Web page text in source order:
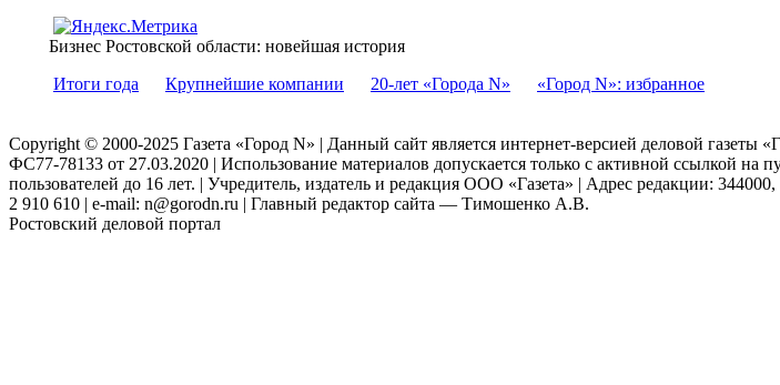
Бизнес Ростовской области: новейшая история
Итоги года
Крупнейшие компании 20-лет «Города N» «Город N»: избранное
Copyright © 2000-2025 Газета «Город N» | Данный сайт является интернет-версией деловой
ФС77-78133 от 27.03.2020 | Использование материалов допускается только с активной ссылкой
пользователей до 16 лет. | Учредитель, издатель и редакция ООО «Газета» | Адрес редакции:
2 910 610 | e-mail: n@gorodn.ru | Главный редактор сайта — Тимошенко А.В.
Ростовский деловой портал